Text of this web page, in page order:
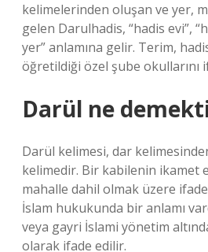
kelimelerinden oluşan ve yer,
gelen Darulhadis, “hadis evi”,
yer” anlamına gelir. Terim,
öğretildiği özel şube okullarını
Darül ne
Darül kelimesi, dar
kelimedir. Bir kabilenin ikamet
mahalle dahil olmak üzere
İslam hukukunda bir anlamı
veya gayri İslami yönetim
olarak ifade edilir.